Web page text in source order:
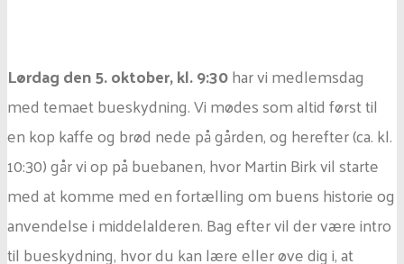
Lørdag den 5. oktober, kl. 9:30har vi medlemsdag
med temaet bueskydning. Vi mødes som altid først til
en kop kaffe og brød nede på gården, og herefter (ca. kl.
10:30) går vi op på buebanen, hvor Martin Birk vil starte
med at komme med en fortælling om buens historie og
anvendelse i middelalderen. Bag efter vil der være intro
til bueskydning, hvor du kan lære eller øve dig i, at